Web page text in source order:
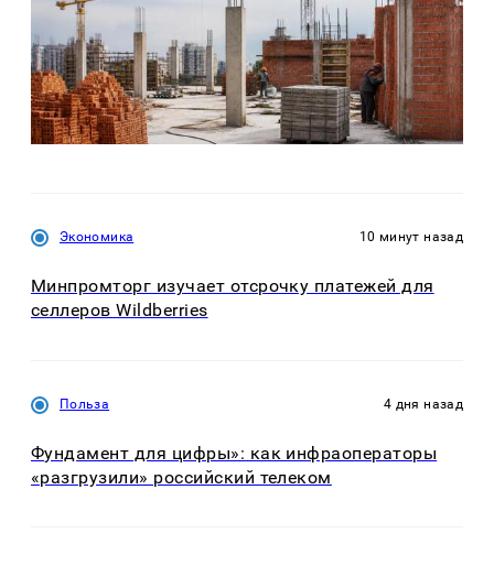
Экономика 10 минут назад
Минпромторг изучает отсрочку платежей для
селлеров Wildberries
Польза 4 дня назад
Фундамент для цифры»: как инфраоператоры
«разгрузили» российский телеком